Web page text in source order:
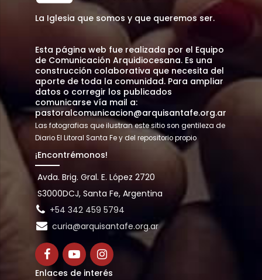
La Iglesia que somos y que queremos ser.
Esta página web fue realizada por el Equipo
de Comunicación Arquidiocesana. Es una
construcción colaborativa que necesita del
aporte de toda la comunidad. Para ampliar
datos o corregir los publicados
comunicarse vía mail a:
pastoralcomunicacion@arquisantafe.org.ar
Las fotografias que ilustran este sitio son gentileza de
Diario El Litoral Santa Fe y del repositorio propio
¡Encontrémonos!
Avda. Brig. Gral. E. López 2720
S3000DCJ, Santa Fe, Argentina
+54 342 459 5794
curia@arquisantafe.org.ar
Enlaces de interés